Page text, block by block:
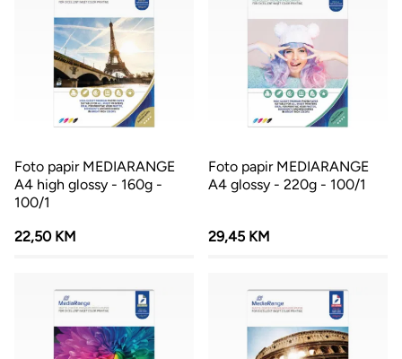
Foto papir MEDIARANGE
A4 high glossy - 160g -
100/1
22,50 KM
Foto papir MEDIARANGE
A4 glossy - 220g - 100/1
29,45 KM